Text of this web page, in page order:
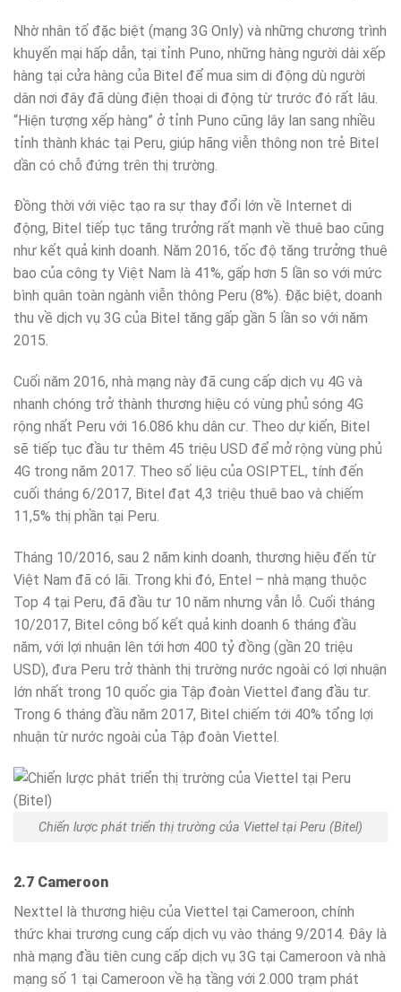
Nhờ nhân tố đặc biệt (mạng 3G Only) và những chương trình
khuyến mại hấp dẫn, tại tỉnh Puno, những hàng người dài xếp
hàng tại cửa hàng của Bitel để mua sim di động dù người
dân nơi đây đã dùng điện thoại di động từ trước đó rất lâu.
“Hiện tượng xếp hàng” ở tỉnh Puno cũng lây lan sang nhiều
tỉnh thành khác tại Peru, giúp hãng viễn thông non trẻ Bitel
dần có chỗ đứng trên thị trường.
Đồng thời với việc tạo ra sự thay đổi lớn về Internet di
động, Bitel tiếp tục tăng trưởng rất mạnh về thuê bao cũng
như kết quả kinh doanh. Năm 2016, tốc độ tăng trưởng thuê
bao của công ty Việt Nam là 41%, gấp hơn 5 lần so với mức
bình quân toàn ngành viễn thông Peru (8%). Đặc biệt, doanh
thu về dịch vụ 3G của Bitel tăng gấp gần 5 lần so với năm
2015.
Cuối năm 2016, nhà mạng này đã cung cấp dịch vụ 4G và
nhanh chóng trở thành thương hiệu có vùng phủ sóng 4G
rộng nhất Peru với 16.086 khu dân cư. Theo dự kiến, Bitel
sẽ tiếp tục đầu tư thêm 45 triệu USD để mở rộng vùng phủ
4G trong năm 2017. Theo số liệu của OSIPTEL, tính đến
cuối tháng 6/2017, Bitel đạt 4,3 triệu thuê bao và chiếm
11,5% thị phần tại Peru.
Tháng 10/2016, sau 2 năm kinh doanh, thương hiệu đến từ
Việt Nam đã có lãi. Trong khi đó, Entel – nhà mạng thuộc
Top 4 tại Peru, đã đầu tư 10 năm nhưng vẫn lỗ. Cuối tháng
10/2017, Bitel công bố kết quả kinh doanh 6 tháng đầu
năm, với lợi nhuận lên tới hơn 400 tỷ đồng (gần 20 triệu
USD), đưa Peru trở thành thị trường nước ngoài có lợi nhuận
lớn nhất trong 10 quốc gia Tập đoàn Viettel đang đầu tư.
Trong 6 tháng đầu năm 2017, Bitel chiếm tới 40% tổng lợi
nhuận từ nước ngoài của Tập đoàn Viettel.
Chiến lược phát triển thị trường của Viettel tại Peru (Bitel)
2.7 Cameroon
Nexttel là thương hiệu của Viettel tại Cameroon, chính
thức khai trương cung cấp dịch vụ vào tháng 9/2014. Đây là
nhà mạng đầu tiên cung cấp dịch vụ 3G tại Cameroon và nhà
mạng số 1 tại Cameroon về hạ tầng với 2.000 trạm phát